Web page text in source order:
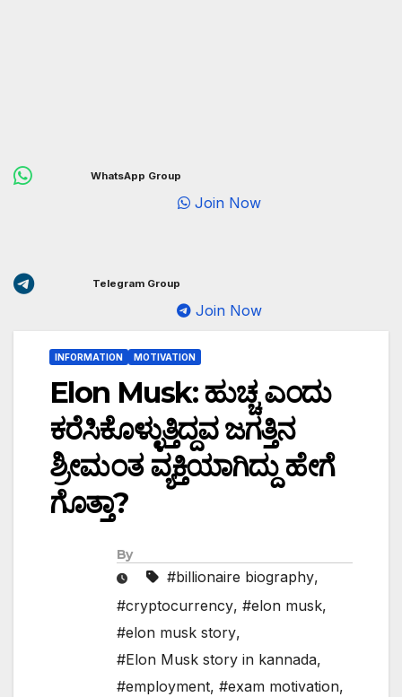
WhatsApp Group
Join Now
Telegram Group
Join Now
INFORMATION MOTIVATION
Elon Musk: ಹುಚ್ಚ ಎಂದು
ಕರೆಸಿಕೊಳ್ಳುತ್ತಿದ್ದವ ಜಗತ್ತಿನ
ಶ್ರೀಮಂತ ವ್ಯಕ್ತಿಯಾಗಿದ್ದು ಹೇಗೆ
ಗೊತ್ತಾ?
By
#billionaire biography,
#cryptocurrency, #elon musk,
#elon musk story,
#Elon Musk story in kannada,
#employment, #exam motivation,